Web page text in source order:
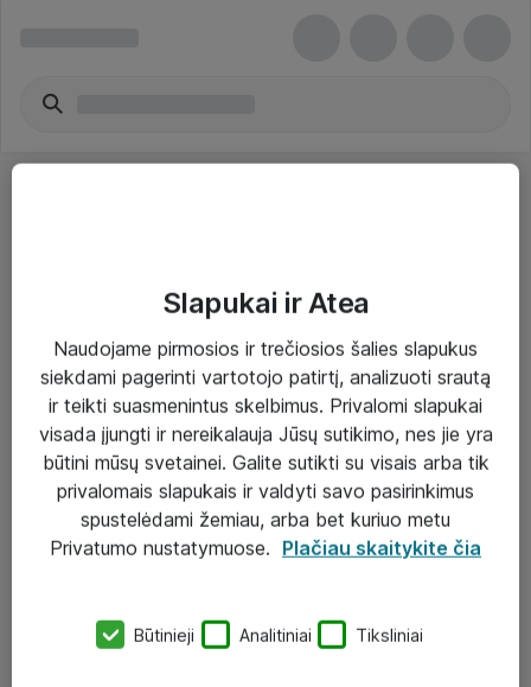
Paslaugos
Sprendimai
Įgyvendinti projektai
Atea ekspertų patarimai verslui
eShop@atea.lt
Slapukai ir Atea
Naudojame pirmosios ir trečiosios šalies slapukus
siekdami pagerinti vartotojo patirtį, analizuoti srautą
ir teikti suasmenintus skelbimus. Privalomi slapukai
visada įjungti ir nereikalauja Jūsų sutikimo, nes jie yra
būtini mūsų svetainei. Galite sutikti su visais arba tik
privalomais slapukais ir valdyti savo pasirinkimus
spustelėdami žemiau, arba bet kuriuo metu
Privatumo nustatymuose. Plačiau skaitykite čia
Būtinieji Analitiniai Tiksliniai